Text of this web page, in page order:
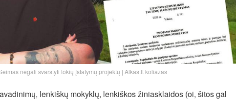
negali svarstyti tokių įstatymų projektų | Alkas.lt koliažas
lenkiškų mokyklų, lenkiškos žiniasklaidos (oi, šitos gal